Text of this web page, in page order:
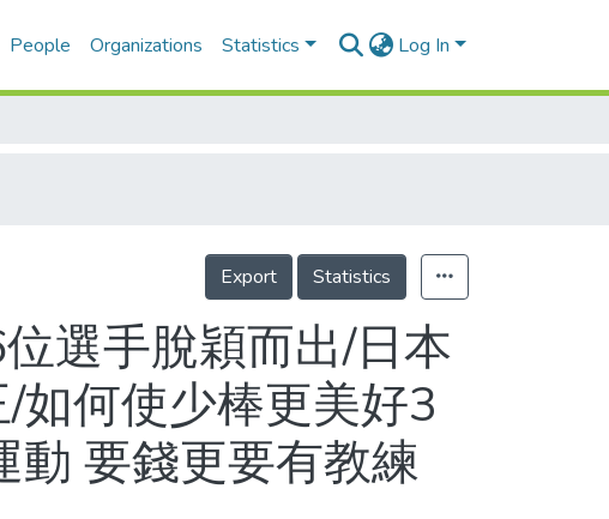
People Organizations Statistics Log In
Export Statistics
選手脫穎而出/日本
如何使少棒更美好3
動 要錢更要有教練